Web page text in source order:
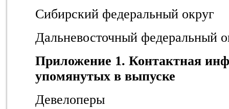
Сибирский федеральный округ
Дальневосточный федеральный
Приложение 1. Контактная
упомянутых в выпуске
Девелоперы